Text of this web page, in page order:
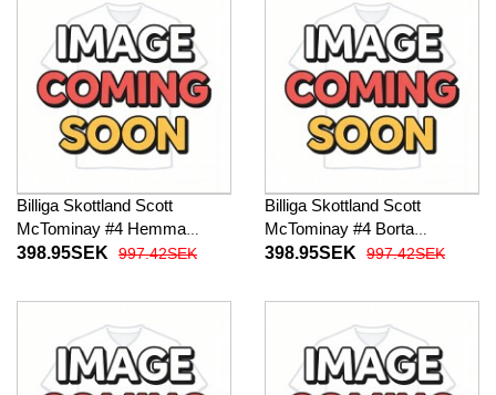
Billiga Skottland Scott
McTominay #4 Hemma
fotbollskläder VM 2026
398.95SEK 997.42SEK
Billiga Skottland Scott
McTominay #4 Borta
fotbollskläder VM 2026
398.95SEK 997.42SEK